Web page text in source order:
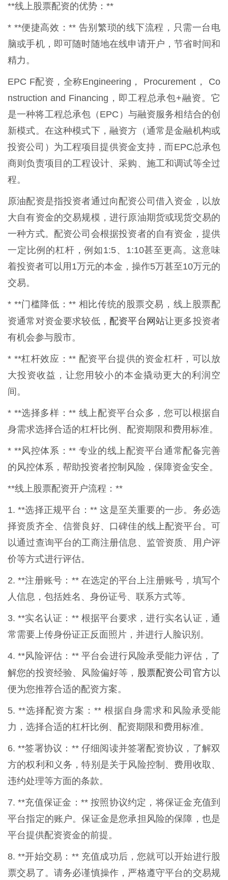
**线上股票配资的优势：**
* **便捷高效：** 告别繁琐的线下流程，只需一台电
脑或手机，即可随时随地在线申请开户，节省时间和
精力。
EPC F配资，全称Engineering， Procurement， Co
nstruction and Financing，即工程总承包+融资。它
是一种将工程总承包（EPC）与融资服务相结合的创
新模式。在这种模式下，融资方（通常是金融机构或
投资公司）为工程项目提供资金支持，而EPC总承包
商则负责项目的工程设计、采购、施工和调试等全过
程。
原油配资是指投资者通过向配资公司借入资金，以放
大自有资金的交易规模，进行原油期货或现货交易的
一种方式。配资公司会根据投资者的自有资金，提供
一定比例的杠杆，例如1:5、1:10甚至更高。这意味
着投资者可以用1万元的本金，操作5万甚至10万元的
交易。
* **门槛降低：** 相比传统的股票交易，线上股票配
资通常对资金要求较低， 配资平台网站让更多投资者
有机会参与股市。
* **杠杆效应：** 配资平台提供的资金杠杆，可以放
大投资收益，让您用较小的本金撬动更大的利润空
间。
* **选择多样：** 线上配资平台众多，您可以根据自
身需求选择合适的杠杆比例、配资期限和费用标准。
* **风控体系：** 专业的线上配资平台通常配备完善
的风控体系，帮助投资者控制风险，保障资金安全。
**线上股票配资开户流程：**
1. **选择正规平台：** 这是至关重要的一步。务必选
择资质齐全、信誉良好、口碑佳的线上配资平台。可
以通过查询平台的工商注册信息、监管资质、用户评
价等方式进行评估。
2. **注册账号：** 在选定的平台上注册账号，填写个
人信息，包括姓名、身份证号、联系方式等。
3. **实名认证：** 根据平台要求，进行实名认证，通
常需要上传身份证正反面照片，并进行人脸识别。
4. **风险评估：** 平台会进行风险承受能力评估，了
解您的投资经验、风险偏好等， 股票配资公司官方以
便为您推荐合适的配资方案。
5. **选择配资方案：** 根据自身需求和风险承受能
力，选择合适的杠杆比例、配资期限和费用标准。
6. **签署协议：** 仔细阅读并签署配资协议，了解双
方的权利和义务，特别是关于风险控制、费用收取、
违约处理等方面的条款。
7. **充值保证金：** 按照协议约定，将保证金充值到
平台指定的账户。保证金是您承担风险的保障，也是
平台提供配资资金的前提。
8. **开始交易：** 充值成功后，您就可以开始进行股
票交易了。请务必谨慎操作，严格遵守平台的交易规